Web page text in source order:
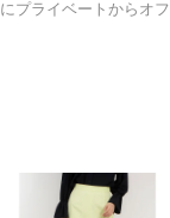
プライベートからオフ